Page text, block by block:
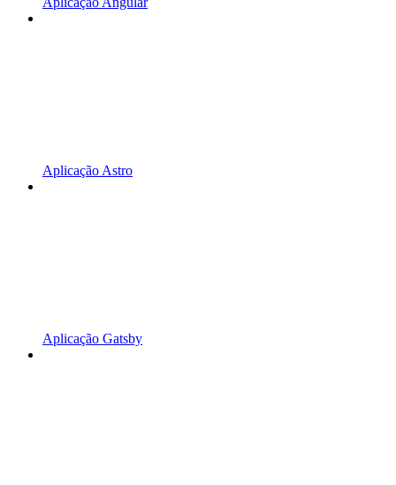
Aplicação Astro
Aplicação Gatsby